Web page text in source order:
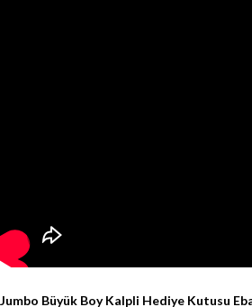
Jumbo Büyük Boy Kalpli Hediye Kutusu